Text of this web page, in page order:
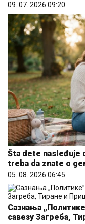
09. 07. 2026 09:20
Šta dete nasleđuje
treba da znate o
05. 08. 2026 06:45
Сазнања
савезу Загреба,